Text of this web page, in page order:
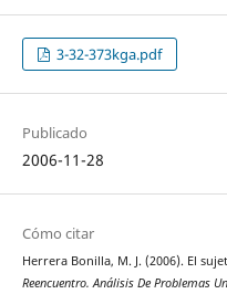
3-32-373kga.pdf
Publicado
2006-11-28
Cómo citar
Herrera Bonilla, M. J. (2006). El
Reencuentro. Análisis De Problemas